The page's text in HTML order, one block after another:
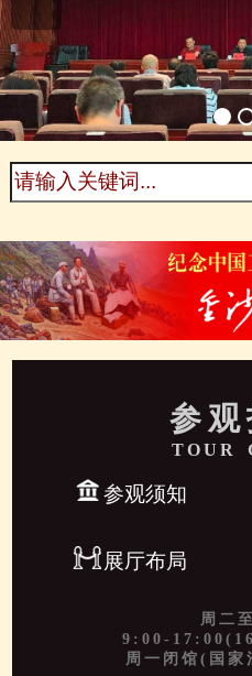
参观
TOUR
参观须知
展厅布局
周二
9:00-
周一闭馆(国家